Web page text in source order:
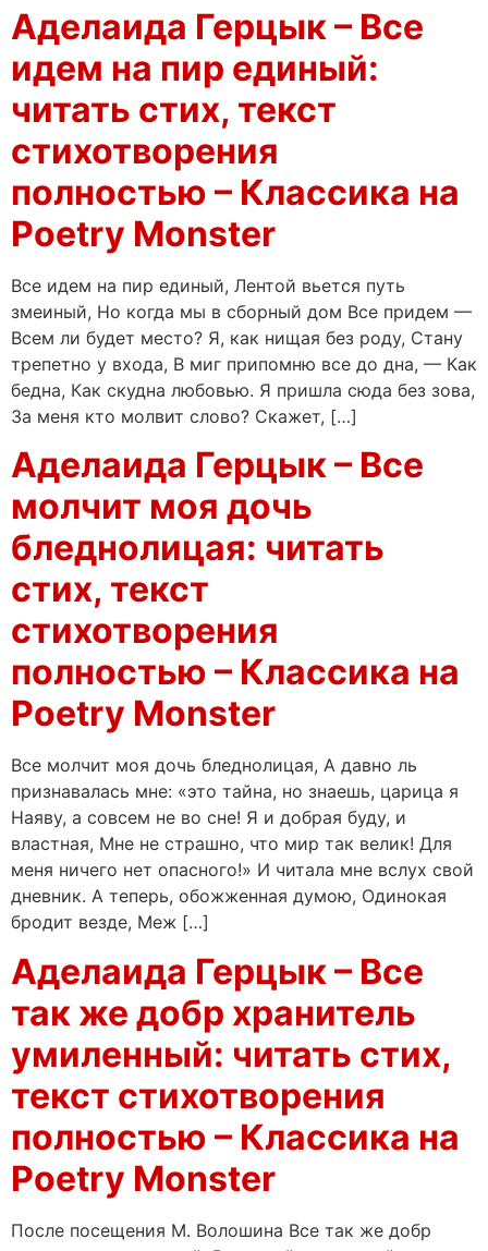
Аделаида Герцык – Все
идем на пир единый:
читать стих, текст
стихотворения
полностью – Классика на
Poetry Monster
Все идем на пир единый, Лентой вьется путь
змеиный, Но когда мы в сборный дом Все придем —
Всем ли будет место? Я, как нищая без роду, Стану
трепетно у входа, В миг припомню все до дна, — Как
бедна, Как скудна любовью. Я пришла сюда без зова,
За меня кто молвит слово? Скажет, […]
Аделаида Герцык – Все
молчит моя дочь
бледнолицая: читать
стих, текст
стихотворения
полностью – Классика на
Poetry Monster
Все молчит моя дочь бледнолицая, А давно ль
признавалась мне: «это тайна, но знаешь, царица я
Наяву, а совсем не во сне! Я и добрая буду, и
властная, Мне не страшно, что мир так велик! Для
меня ничего нет опасного!» И читала мне вслух свой
дневник. А теперь, обожженная думою, Одинокая
бродит везде, Меж […]
Аделаида Герцык – Все
так же добр хранитель
умиленный: читать стих,
текст стихотворения
полностью – Классика на
Poetry Monster
После посещения М. Волошина Все так же добр